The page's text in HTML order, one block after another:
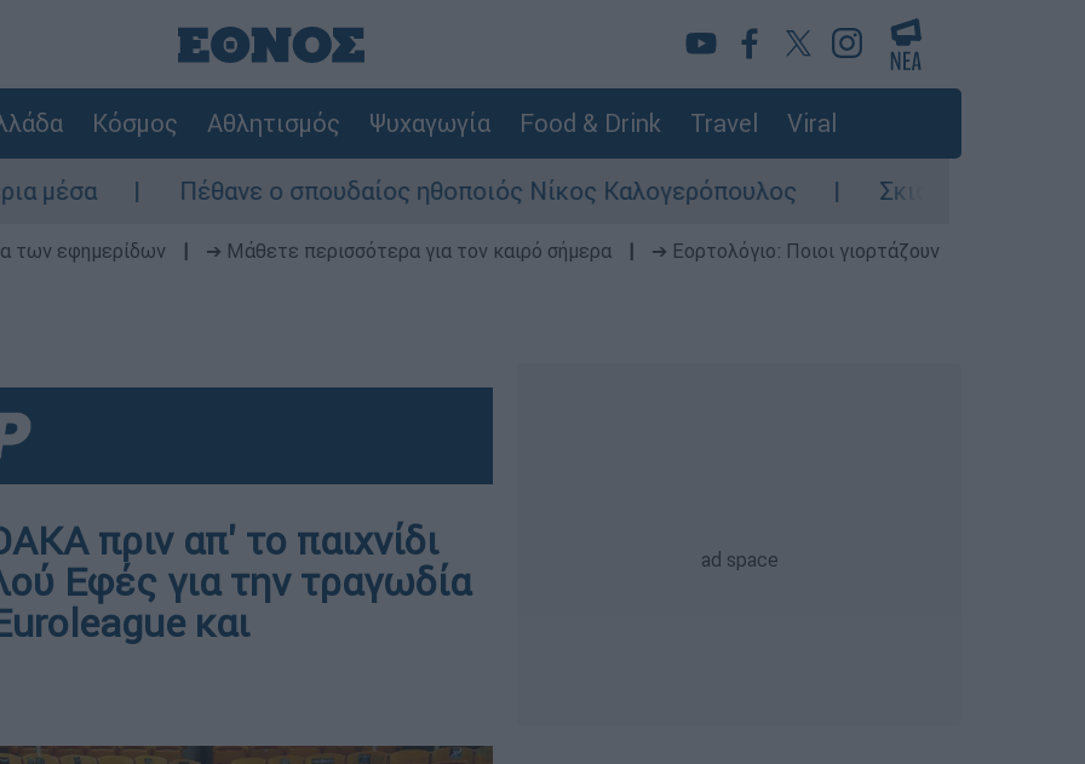
Κόσμος Αθλητισμός Ψυχαγωγία Food & Drink Travel Viral
Πέθανε ο σπουδαίος ηθοποιός Νίκος Καλογερόπουλος Σκιάθος: Φρικιαστική
των εφημερίδων ➔ Μάθετε περισσότερα για τον καιρό σήμερα
➔ Εορτολόγιο: Ποιοι γιορτάζουν
πριν απ' το παιχνίδι
Εφές για την τραγωδία
και